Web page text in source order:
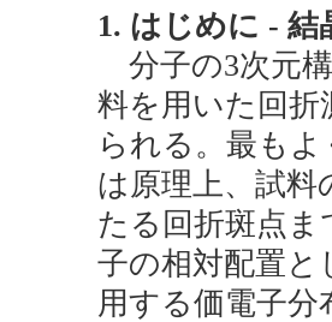
1. はじめに -
分子の3次元
料を用いた回折
られる。最も
は原理上、試
たる回折斑点
子の相対配置と
用する価電子